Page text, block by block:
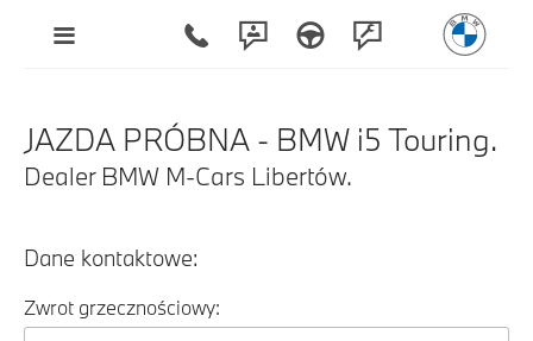
JAZDA PRÓBNA - BMW i5 Touring.
Dealer BMW M-Cars Libertów.
Dane kontaktowe:
Zwrot grzecznościowy: